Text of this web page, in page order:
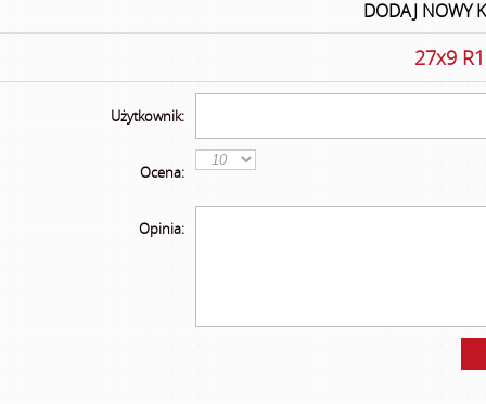
DODAJ NOWY
27x9
Użytkownik:
Ocena:
Opinia: